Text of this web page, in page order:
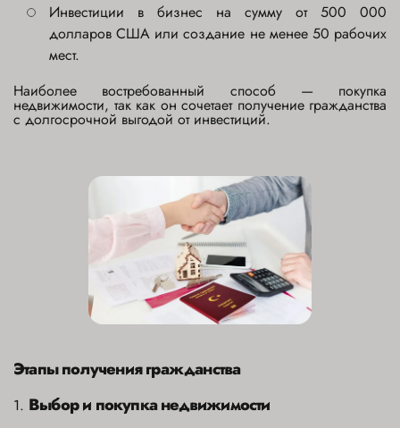
Инвестиции в бизнес на сумму от 500 000
долларов США или создание не менее 50 рабочих
мест.
Наиболее востребованный способ — покупка
недвижимости, так как он сочетает получение гражданства
с долгосрочной выгодой от инвестиций.
Этапы получения гражданства
1. Выбор и покупка недвижимости